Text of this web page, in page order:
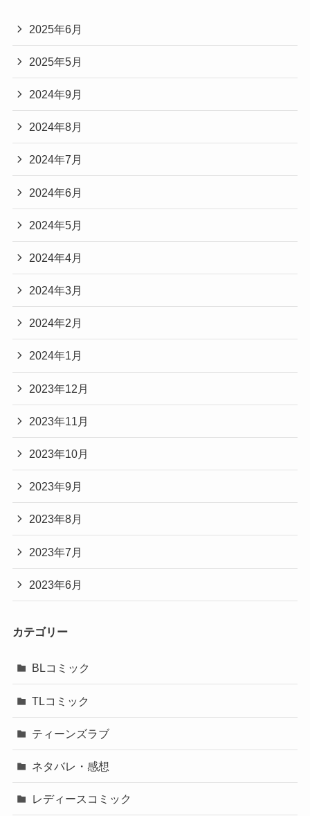
2025年6月
2025年5月
2024年9月
2024年8月
2024年7月
2024年6月
2024年5月
2024年4月
2024年3月
2024年2月
2024年1月
2023年12月
2023年11月
2023年10月
2023年9月
2023年8月
2023年7月
2023年6月
カテゴリー
BLコミック
TLコミック
ティーンズラブ
ネタバレ・感想
レディースコミック